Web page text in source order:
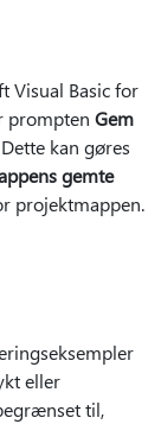
Visual Basic for
prompten Gem
kan gøres
gemte
projektmappen.
eller
til,